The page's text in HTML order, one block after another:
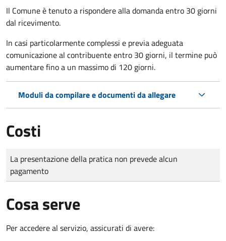
Il Comune è tenuto a rispondere alla domanda entro 30 giorni
dal ricevimento.
In casi particolarmente complessi e previa adeguata
comunicazione al contribuente entro 30 giorni, il termine può
aumentare fino a un massimo di 120 giorni.
Moduli da compilare e documenti da allegare
Costi
Tipo di pagamento
Importo
La presentazione della pratica non prevede alcun
pagamento
Cosa serve
Per accedere al servizio, assicurati di avere: